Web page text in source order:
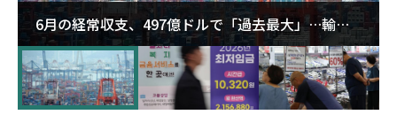
6月の経常収支、497億ドルで「過去最大」…輸出
が初の1000億ドル突破